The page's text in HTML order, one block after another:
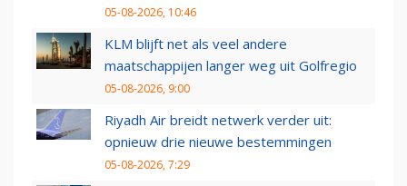
05-08-2026, 10:46
KLM blijft net als veel andere
maatschappijen langer weg uit Golfregio
05-08-2026, 9:00
Riyadh Air breidt netwerk verder uit:
opnieuw drie nieuwe bestemmingen
05-08-2026, 7:29